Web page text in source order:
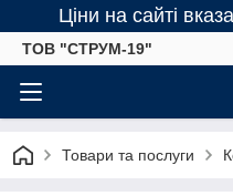
Ціни на сайті
ТОВ "СТРУМ-19"
Товари та послуги